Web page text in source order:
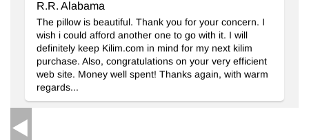
R.R. Alabama
The pillow is beautiful. Thank you for your concern. I
wish i could afford another one to go with it. I will
definitely keep Kilim.com in mind for my next kilim
purchase. Also, congratulations on your very efficient
web site. Money well spent! Thanks again, with warm
regards...